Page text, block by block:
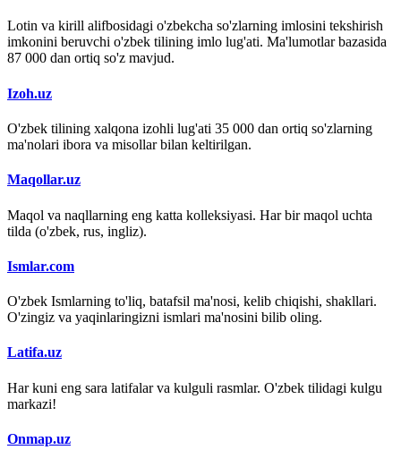
Lotin va kirill alifbosidagi o'zbekcha so'zlarning imlosini tekshirish
imkonini beruvchi o'zbek tilining imlo lug'ati. Ma'lumotlar bazasida
87 000 dan ortiq so'z mavjud.
Izoh.uz
O'zbek tilining xalqona izohli lug'ati 35 000 dan ortiq so'zlarning
ma'nolari ibora va misollar bilan keltirilgan.
Maqollar.uz
Maqol va naqllarning eng katta kolleksiyasi. Har bir maqol uchta
tilda (o'zbek, rus, ingliz).
Ismlar.com
O'zbek Ismlarning to'liq, batafsil ma'nosi, kelib chiqishi, shakllari.
O'zingiz va yaqinlaringizni ismlari ma'nosini bilib oling.
Latifa.uz
Har kuni eng sara latifalar va kulguli rasmlar. O'zbek tilidagi kulgu
markazi!
Onmap.uz